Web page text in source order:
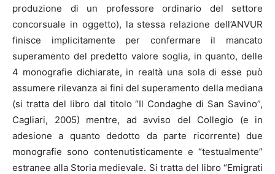
produzione di un professore ordinario del settore
concorsuale in oggetto), la stessa relazione dell’ANVUR
finisce implicitamente per confermare il mancato
superamento del predetto valore soglia, in quanto, delle
4 monografie dichiarate, in realtà una sola di esse può
assumere rilevanza ai fini del superamento della mediana
(si tratta del libro dal titolo “Il Condaghe di San Savino”,
Cagliari, 2005) mentre, ad avviso del Collegio (e in
adesione a quanto dedotto da parte ricorrente) due
monografie sono contenutisticamente e “testualmente”
estranee alla Storia medievale. Si tratta del libro “Emigrati